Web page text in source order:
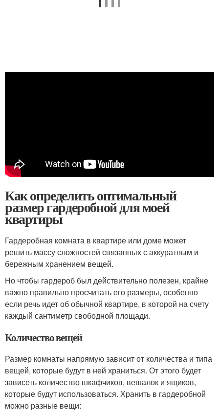
Как определить оптимальный
размер гардеробной для моей
квартиры
Гардеробная комната в квартире или доме может
решить массу сложностей связанных с аккуратным и
бережным хранением вещей.
Но чтобы гардероб был действительно полезен, крайне
важно правильно просчитать его размеры, особенно
если речь идет об обычной квартире, в которой на счету
каждый сантиметр свободной площади.
Количество вещей
Размер комнаты напрямую зависит от количества и типа
вещей, которые будут в ней храниться. От этого будет
зависеть количество шкафчиков, вешалок и ящиков,
которые будут использоваться. Хранить в гардеробной
можно разные вещи: